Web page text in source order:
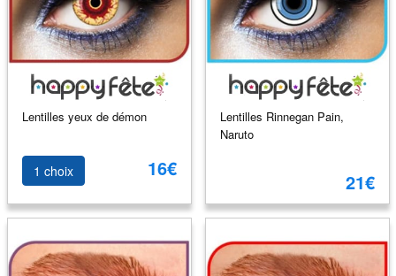
Lentilles yeux de démon
1 choix 16€
Lentilles Rinnegan Pain,
Naruto
21€